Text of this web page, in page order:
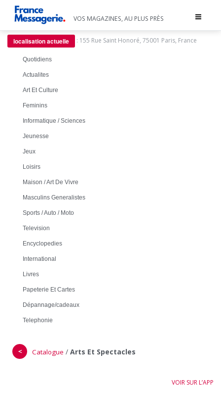
Toggle
VOS MAGAZINES, AU PLUS PRÈS
localisation actuelle : 155 Rue Saint Honoré, 75001 Paris, France
Quotidiens
Actualites
Art Et Culture
Feminins
Informatique / Sciences
Jeunesse
Jeux
Loisirs
Maison / Art De Vivre
Masculins Generalistes
Sports / Auto / Moto
Television
Encyclopedies
International
Livres
Papeterie Et Cartes
Dépannage/cadeaux
Telephonie
＜ Catalogue / Arts Et Spectacles
VOIR SUR L’APP